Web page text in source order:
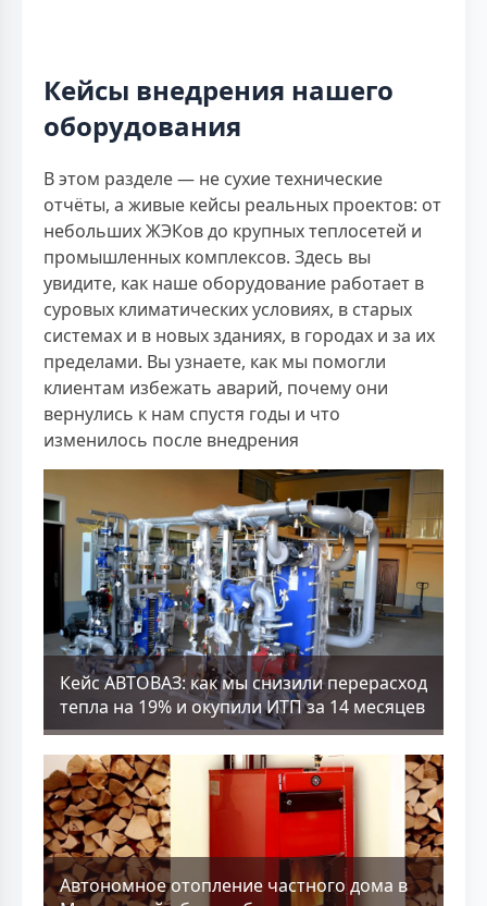
Кейсы внедрения нашего
оборудования
В этом разделе — не сухие технические
отчёты, а живые кейсы реальных проектов: от
небольших ЖЭКов до крупных теплосетей и
промышленных комплексов. Здесь вы
увидите, как наше оборудование работает в
суровых климатических условиях, в старых
системах и в новых зданиях, в городах и за их
пределами. Вы узнаете, как мы помогли
клиентам избежать аварий, почему они
вернулись к нам спустя годы и что
изменилось после внедрения
Кейс АВТОВАЗ: как мы снизили перерасход
тепла на 19% и окупили ИТП за 14 месяцев
Aвтономное отопление частного дома в